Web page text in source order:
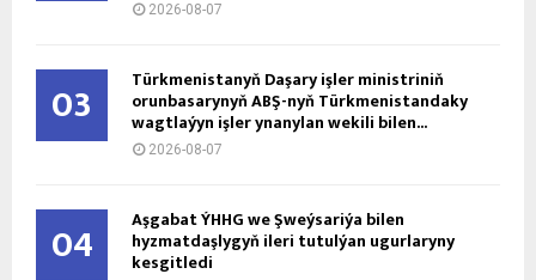
2026-08-07
03 Türkmenistanyň Daşary işler ministriniň
orunbasarynyň ABŞ-nyň Türkmenistandaky
wagtlaýyn işler ynanylan wekili bilen...
2026-08-07
04 Aşgabat ÝHHG we Şweýsariýa bilen
hyzmatdaşlygyň ileri tutulýan ugurlaryny
kesgitledi